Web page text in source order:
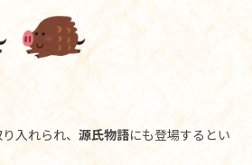
入れられ、 源氏物語にも登場するとい